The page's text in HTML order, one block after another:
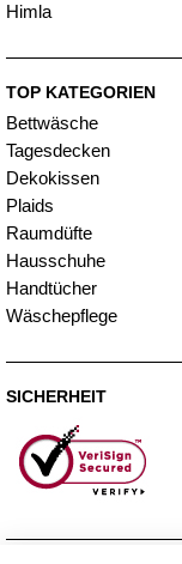
Himla
TOP KATEGORIEN
Bettwäsche
Tagesdecken
Dekokissen
Plaids
Raumdüfte
Hausschuhe
Handtücher
Wäschepflege
SICHERHEIT